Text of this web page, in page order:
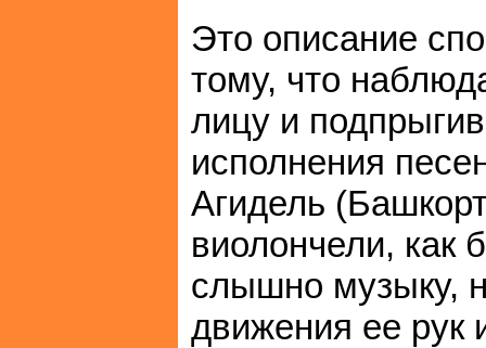
Это описание
тому, что
лицу и
исполнения
Агидель
виолончели, как
слышно музыку,
движения ее рук